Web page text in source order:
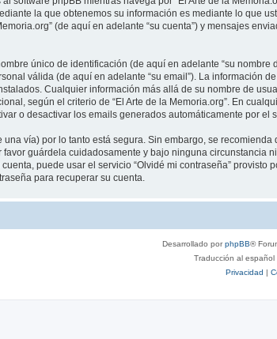
la que obtenemos su información es mediante lo que
(de aquí en adelante “su cuenta”) y mensajes
único de identificación (de aquí en adelante “su
válida (de aquí en adelante “su email”). La información
Cualquier información más allá de su nombre de
según el criterio de “El Arte de la Memoria.org”. En
o desactivar los emails generados automáticamente por el
vía) por lo tanto está segura. Sin embargo, se
favor guárdela cuidadosamente y bajo ninguna
puede usar el servicio “Olvidé mi contraseña”
para recuperar su cuenta.
Desarrollado porphpBB®
Traducción al español
Privacidad |